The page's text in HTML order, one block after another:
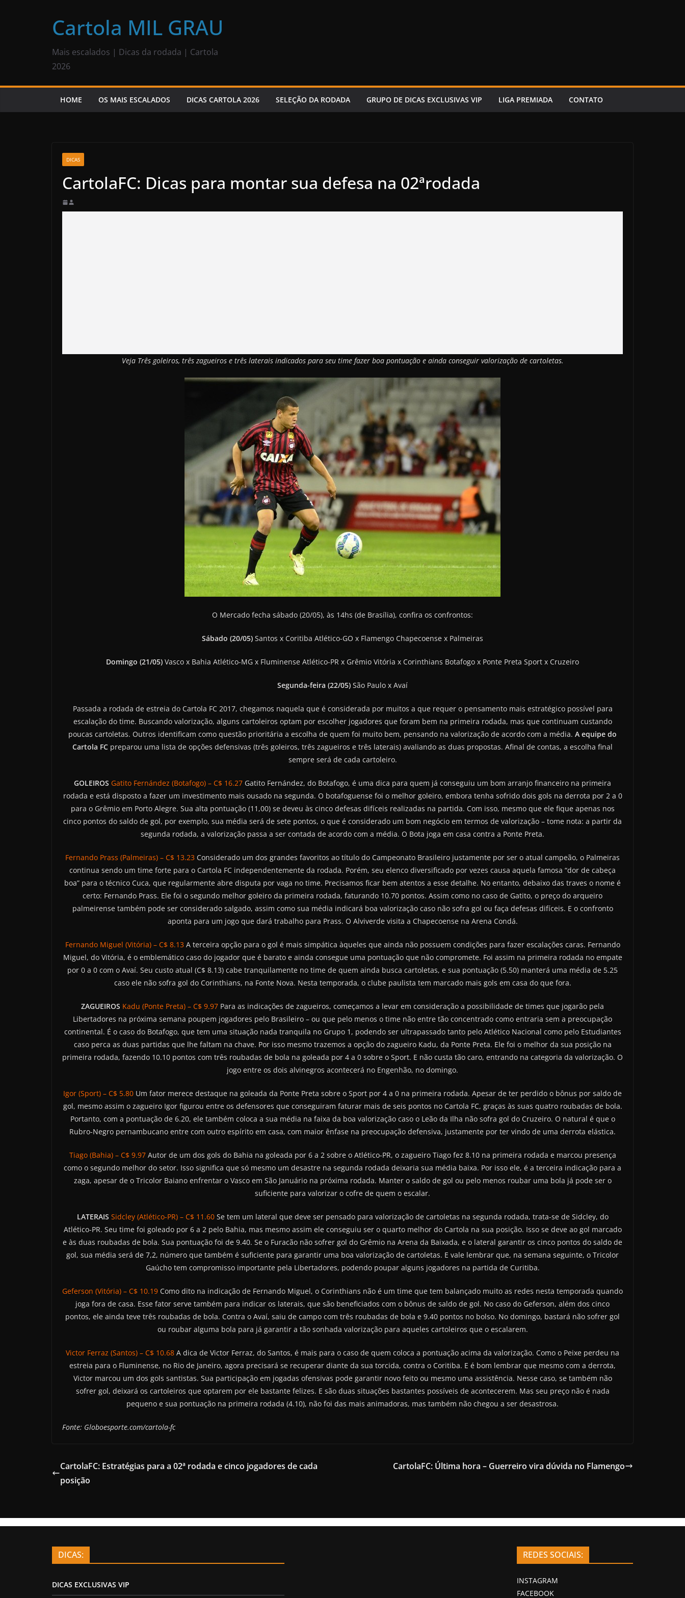
Cartola MIL GRAU
Mais escalados | Dicas da rodada | Cartola
2026
HOME OS MAIS ESCALADOS DICAS CARTOLA 2026 SELEÇÃO DA RODADA GRUPO DE DICAS EXCLUSIVAS VIP LIGA PREMIADA CONTATO
DICAS
CartolaFC: Dicas para montar sua defesa na 02ªrodada
Veja Três goleiros, três zagueiros e três laterais indicados para seu time fazer boa pontuação e ainda conseguir valorização de cartoletas.
O Mercado fecha sábado (20/05), às 14hs (de Brasília), confira os confrontos:
Sábado (20/05) Santos x Coritiba Atlético-GO x Flamengo Chapecoense x Palmeiras
Domingo (21/05) Vasco x Bahia Atlético-MG x Fluminense Atlético-PR x Grêmio Vitória x Corinthians Botafogo x Ponte Preta Sport x Cruzeiro
Segunda-feira (22/05) São Paulo x Avaí
Passada a rodada de estreia do Cartola FC 2017, chegamos naquela que é considerada por muitos a que requer o pensamento mais estratégico possível para
escalação do time. Buscando valorização, alguns cartoleiros optam por escolher jogadores que foram bem na primeira rodada, mas que continuam custando
poucas cartoletas. Outros identificam como questão prioritária a escolha de quem foi muito bem, pensando na valorização de acordo com a média. A equipe do
Cartola FC preparou uma lista de opções defensivas (três goleiros, três zagueiros e três laterais) avaliando as duas propostas. Afinal de contas, a escolha final
sempre será de cada cartoleiro.
GOLEIROS Gatito Fernández (Botafogo) – C$ 16.27 Gatito Fernández, do Botafogo, é uma dica para quem já conseguiu um bom arranjo financeiro na primeira
rodada e está disposto a fazer um investimento mais ousado na segunda. O botafoguense foi o melhor goleiro, embora tenha sofrido dois gols na derrota por 2 a 0
para o Grêmio em Porto Alegre. Sua alta pontuação (11,00) se deveu às cinco defesas difíceis realizadas na partida. Com isso, mesmo que ele fique apenas nos
cinco pontos do saldo de gol, por exemplo, sua média será de sete pontos, o que é considerado um bom negócio em termos de valorização – tome nota: a partir da
segunda rodada, a valorização passa a ser contada de acordo com a média. O Bota joga em casa contra a Ponte Preta.
Fernando Prass (Palmeiras) – C$ 13.23 Considerado um dos grandes favoritos ao título do Campeonato Brasileiro justamente por ser o atual campeão, o Palmeiras
continua sendo um time forte para o Cartola FC independentemente da rodada. Porém, seu elenco diversificado por vezes causa aquela famosa “dor de cabeça
boa” para o técnico Cuca, que regularmente abre disputa por vaga no time. Precisamos ficar bem atentos a esse detalhe. No entanto, debaixo das traves o nome é
certo: Fernando Prass. Ele foi o segundo melhor goleiro da primeira rodada, faturando 10.70 pontos. Assim como no caso de Gatito, o preço do arqueiro
palmeirense também pode ser considerado salgado, assim como sua média indicará boa valorização caso não sofra gol ou faça defesas difíceis. E o confronto
aponta para um jogo que dará trabalho para Prass. O Alviverde visita a Chapecoense na Arena Condá.
Fernando Miguel (Vitória) – C$ 8.13A terceira opção para o gol é mais simpática àqueles que ainda não possuem condições para fazer escalações caras. Fernando
Miguel, do Vitória, é o emblemático caso do jogador que é barato e ainda consegue uma pontuação que não compromete. Foi assim na primeira rodada no empate
por 0 a 0 com o Avaí. Seu custo atual (C$ 8.13) cabe tranquilamente no time de quem ainda busca cartoletas, e sua pontuação (5.50) manterá uma média de 5.25
caso ele não sofra gol do Corinthians, na Fonte Nova. Nesta temporada, o clube paulista tem marcado mais gols em casa do que fora.
ZAGUEIROS Kadu (Ponte Preta) – C$ 9.97 Para as indicações de zagueiros, começamos a levar em consideração a possibilidade de times que jogarão pela
Libertadores na próxima semana poupem jogadores pelo Brasileiro – ou que pelo menos o time não entre tão concentrado como entraria sem a preocupação
continental. É o caso do Botafogo, que tem uma situação nada tranquila no Grupo 1, podendo ser ultrapassado tanto pelo Atlético Nacional como pelo Estudiantes
caso perca as duas partidas que lhe faltam na chave. Por isso mesmo trazemos a opção do zagueiro Kadu, da Ponte Preta. Ele foi o melhor da sua posição na
primeira rodada, fazendo 10.10 pontos com três roubadas de bola na goleada por 4 a 0 sobre o Sport. E não custa tão caro, entrando na categoria da valorização. O
jogo entre os dois alvinegros acontecerá no Engenhão, no domingo.
Igor (Sport) – C$ 5.80 Um fator merece destaque na goleada da Ponte Preta sobre o Sport por 4 a 0 na primeira rodada. Apesar de ter perdido o bônus por saldo de
gol, mesmo assim o zagueiro Igor figurou entre os defensores que conseguiram faturar mais de seis pontos no Cartola FC, graças às suas quatro roubadas de bola.
Portanto, com a pontuação de 6.20, ele também coloca a sua média na faixa da boa valorização caso o Leão da Ilha não sofra gol do Cruzeiro. O natural é que o
Rubro-Negro pernambucano entre com outro espírito em casa, com maior ênfase na preocupação defensiva, justamente por ter vindo de uma derrota elástica.
Tiago (Bahia) – C$ 9.97Autor de um dos gols do Bahia na goleada por 6 a 2 sobre o Atlético-PR, o zagueiro Tiago fez 8.10 na primeira rodada e marcou presença
como o segundo melhor do setor. Isso significa que só mesmo um desastre na segunda rodada deixaria sua média baixa. Por isso ele, é a terceira indicação para a
zaga, apesar de o Tricolor Baiano enfrentar o Vasco em São Januário na próxima rodada. Manter o saldo de gol ou pelo menos roubar uma bola já pode ser o
suficiente para valorizar o cofre de quem o escalar.
LATERAIS Sidcley (Atlético-PR) – C$ 11.60Se tem um lateral que deve ser pensado para valorização de cartoletas na segunda rodada, trata-se de Sidcley, do
Atlético-PR. Seu time foi goleado por 6 a 2 pelo Bahia, mas mesmo assim ele conseguiu ser o quarto melhor do Cartola na sua posição. Isso se deve ao gol marcado
e às duas roubadas de bola. Sua pontuação foi de 9.40. Se o Furacão não sofrer gol do Grêmio na Arena da Baixada, e o lateral garantir os cinco pontos do saldo de
gol, sua média será de 7,2, número que também é suficiente para garantir uma boa valorização de cartoletas. E vale lembrar que, na semana seguinte, o Tricolor
Gaúcho tem compromisso importante pela Libertadores, podendo poupar alguns jogadores na partida de Curitiba.
Geferson (Vitória) – C$ 10.19 Como dito na indicação de Fernando Miguel, o Corinthians não é um time que tem balançado muito as redes nesta temporada quando
joga fora de casa. Esse fator serve também para indicar os laterais, que são beneficiados com o bônus de saldo de gol. No caso do Geferson, além dos cinco
pontos, ele ainda teve três roubadas de bola. Contra o Avaí, saiu de campo com três roubadas de bola e 9.40 pontos no bolso. No domingo, bastará não sofrer gol
ou roubar alguma bola para já garantir a tão sonhada valorização para aqueles cartoleiros que o escalarem.
Victor Ferraz (Santos) – C$ 10.68 A dica de Victor Ferraz, do Santos, é mais para o caso de quem coloca a pontuação acima da valorização. Como o Peixe perdeu na
estreia para o Fluminense, no Rio de Janeiro, agora precisará se recuperar diante da sua torcida, contra o Coritiba. E é bom lembrar que mesmo com a derrota,
Victor marcou um dos gols santistas. Sua participação em jogadas ofensivas pode garantir novo feito ou mesmo uma assistência. Nesse caso, se também não
sofrer gol, deixará os cartoleiros que optarem por ele bastante felizes. E são duas situações bastantes possíveis de acontecerem. Mas seu preço não é nada
pequeno e sua pontuação na primeira rodada (4.10), não foi das mais animadoras, mas também não chegou a ser desastrosa.
Fonte: Globoesporte.com/cartola-fc
CartolaFC: Estratégias para a 02ª rodada e cinco jogadores de cada
posição
CartolaFC: Última hora – Guerreiro vira dúvida no Flamengo
DICAS:
DICAS EXCLUSIVAS VIP
REDES SOCIAIS:
INSTAGRAM
FACEBOOK